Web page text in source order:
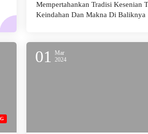
Mempertahankan Tradisi Kesenian
Keindahan Dan Makna Di Baliknya
01
Mar
2024